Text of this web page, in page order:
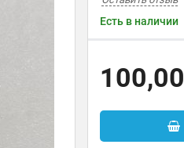
Есть в наличии
100,00